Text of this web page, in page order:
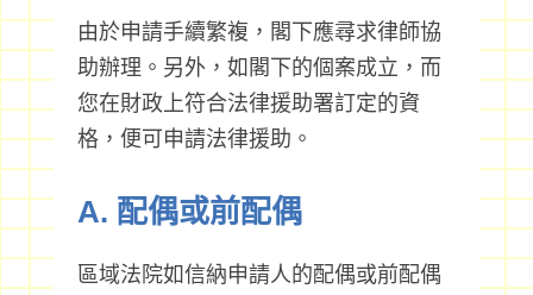
由於申請手續繁複，閣下應尋求律師協
助辦理。另外，如閣下的個案成立，而
您在財政上符合法律援助署訂定的資
格，便可申請法律援助。
A. 配偶或前配偶
區域法院如信納申請人的配偶或前配偶